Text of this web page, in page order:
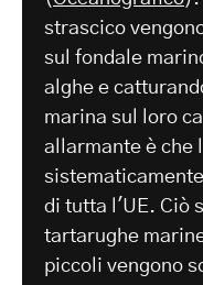
strascico
sul fondale
alghe e
marina sul loro
allarmante è che
di tutta l'UE. Ciò
tartarughe
piccoli vengono